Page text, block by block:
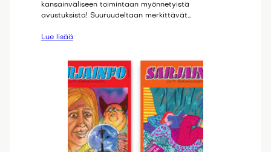
kansainväliseen toimintaan myönnetyistä
avustuksista! Suuruudeltaan merkittävät…
Lue lisää